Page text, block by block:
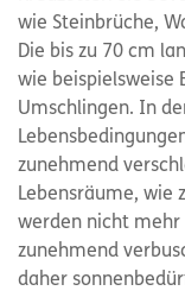
wie Steinbrüche,
Die bis zu 70 cm
wie beispielsweise
Umschlingen. In
zunehmend
Lebensräume, wie
werden nicht mehr
zunehmend
daher